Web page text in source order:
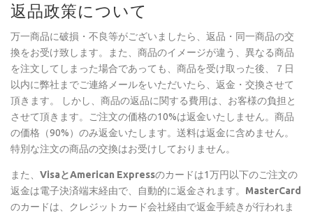
返品政策について
万一商品に破損・不良等がございましたら、返品・同一商品の交
換をお受け致します。また、商品のイメージが違う、異なる商品
を注文してしまった場合であっても、商品を受け取った後、７日
以内に弊社までご連絡メールをいただいたら、返金・交換させて
頂きます。 しかし、商品の返品に関する費用は、お客様の負担と
させて頂きます。ご注文の価格の10%は返金いたしません。商品
の価格（90%）のみ返金いたします。送料は返金に含めません。
特別な注文の商品の交換はお受けしておりません。
また、 VisaとAmerican Expressのカードは1万円以下のご注文の
返金は電子決済端末経由で、自動的に返金されます。 MasterCard
のカードは、クレジットカード会社経由で返金手続きが行われま